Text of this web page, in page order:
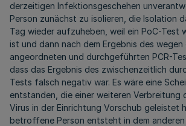
derzeitigen Infektionsgeschehen
Person zunächst zu isolieren, die Isolation
Tag wieder aufzuheben, weil ein PoC-Test
ist und dann nach dem Ergebnis des wegen
angeordneten und durchgeführten PCR-
dass das Ergebnis des zwischenzeitlich
Tests falsch negativ war. Es wäre eine
entstanden, die einer weiteren Verbreitung
Virus in der Einrichtung Vorschub geleistet
betroffene Person entsteht in dem anderen